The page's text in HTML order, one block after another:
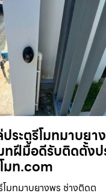
ระตูรีโมทมาบยา
ทฝีมือดีรับติดตั้งป
มท.com
โมทมาบยางพร ช่างติดต